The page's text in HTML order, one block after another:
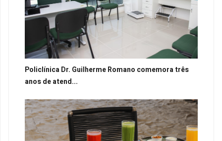
Policlínica Dr. Guilherme Romano comemora três
anos de atend...